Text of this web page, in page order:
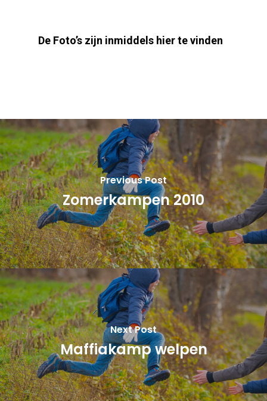
De Foto’s zijn inmiddels hier te vinden
Previous Post
Zomerkampen 2010
Next Post
Maffiakamp welpen